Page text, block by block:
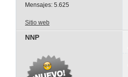
Mensajes: 5.625
Sitio web
NNP